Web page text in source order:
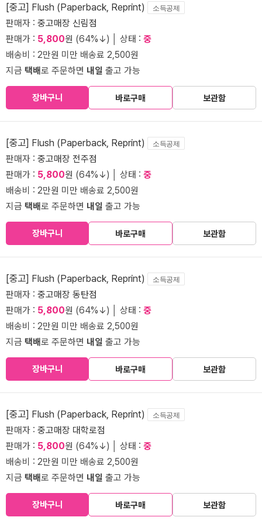
[중고] Flush (Paperback, Reprint) 소득공제
판매자 : 중고매장 신림점
판매가 : 5,800원 (64%↓) │ 상태 : 중
배송비 : 2만원 미만 배송료 2,500원
지금 택배로 주문하면 내일 출고 가능
장바구니 바로구매 보관함
[중고] Flush (Paperback, Reprint) 소득공제
판매자 : 중고매장 전주점
판매가 : 5,800원 (64%↓) │ 상태 : 중
배송비 : 2만원 미만 배송료 2,500원
지금 택배로 주문하면 내일 출고 가능
장바구니 바로구매 보관함
[중고] Flush (Paperback, Reprint) 소득공제
판매자 : 중고매장 동탄점
판매가 : 5,800원 (64%↓) │ 상태 : 중
배송비 : 2만원 미만 배송료 2,500원
지금 택배로 주문하면 내일 출고 가능
장바구니 바로구매 보관함
[중고] Flush (Paperback, Reprint) 소득공제
판매자 : 중고매장 대학로점
판매가 : 5,800원 (64%↓) │ 상태 : 중
배송비 : 2만원 미만 배송료 2,500원
지금 택배로 주문하면 내일 출고 가능
장바구니 바로구매 보관함